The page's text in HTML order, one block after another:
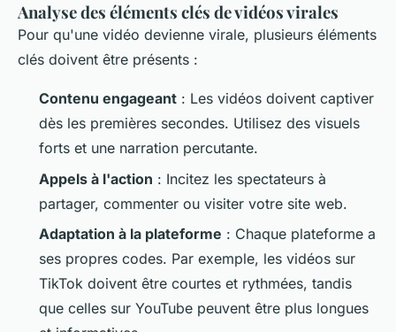
Analyse des éléments clés de vidéos virales
Pour qu'une vidéo devienne virale, plusieurs éléments
clés doivent être présents :
Contenu engageant : Les vidéos doivent captiver
dès les premières secondes. Utilisez des visuels
forts et une narration percutante.
Appels à l'action : Incitez les spectateurs à
partager, commenter ou visiter votre site web.
Adaptation à la plateforme : Chaque plateforme a
ses propres codes. Par exemple, les vidéos sur
TikTok doivent être courtes et rythmées, tandis
que celles sur YouTube peuvent être plus longues